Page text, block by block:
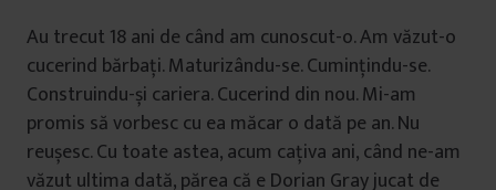
Au trecut 18 ani de când am cunoscut-o. Am văzut-o
cucerind bărbați. Maturizându-se. Cumințindu-se.
Construindu-și cariera. Cucerind din nou. Mi-am
promis să vorbesc cu ea măcar o dată pe an. Nu
reușesc. Cu toate astea, acum cațiva ani, când ne-am
văzut ultima dată, părea că e Dorian Gray jucat de